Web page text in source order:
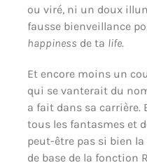
ou viré, ni un doux
fausse bienveillance
happiness de ta life.
Et encore moins un
qui se vanterait du
a fait dans sa carrière.
tous les fantasmes et
peut-être pas si bien
de base de la fonction